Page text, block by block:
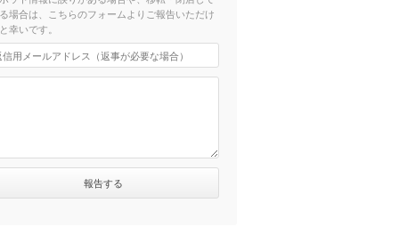
場合は、こちらのフォームよりご報告いただけ
幸いです。